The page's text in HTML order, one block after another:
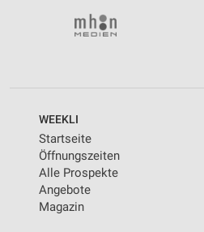
WEEKLI
Startseite
Öffnungszeiten
Alle Prospekte
Angebote
Magazin